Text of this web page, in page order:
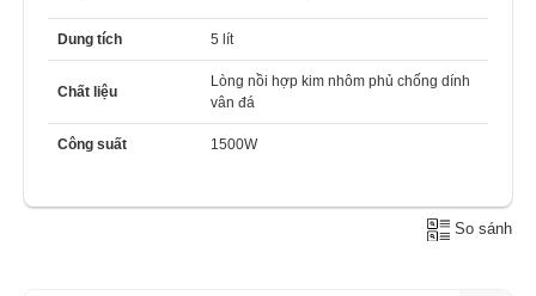
Dung tích 5 lít
Chất liệu
Lòng nồi hợp kim nhôm phủ chống dính
vân đá
Công suất 1500W
So sánh